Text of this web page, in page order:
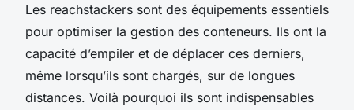
Les reachstackers sont des équipements essentiels
pour optimiser la gestion des conteneurs. Ils ont la
capacité d’empiler et de déplacer ces derniers,
même lorsqu’ils sont chargés, sur de longues
distances. Voilà pourquoi ils sont indispensables